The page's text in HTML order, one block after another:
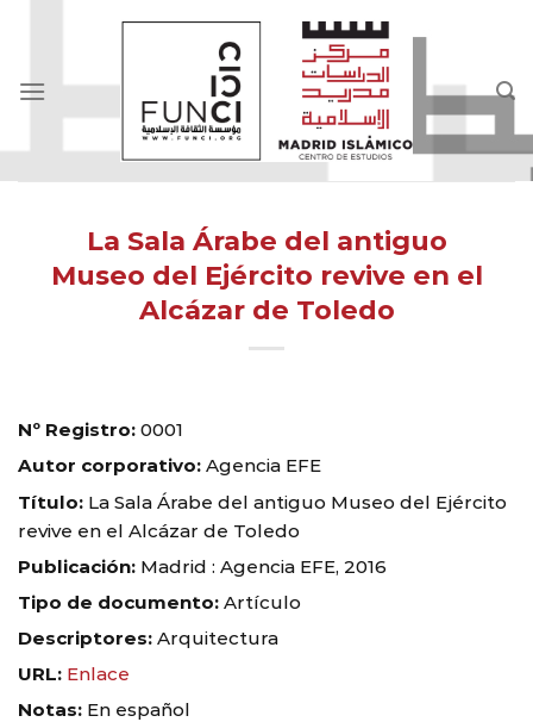
La Sala Árabe del antiguo
Museo del Ejército revive en el
Alcázar de Toledo
Nº Registro: 0001
Autor corporativo: Agencia EFE
Título: La Sala Árabe del antiguo Museo del Ejército
revive en el Alcázar de Toledo
Publicación: Madrid : Agencia EFE, 2016
Tipo de documento: Artículo
Descriptores: Arquitectura
URL: Enlace
Notas: En español